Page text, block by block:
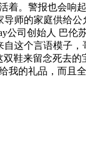
。警报也会响
师的家庭供给
司创始人 巴
这个言语模子
鞋来留念死去
的礼品，而且